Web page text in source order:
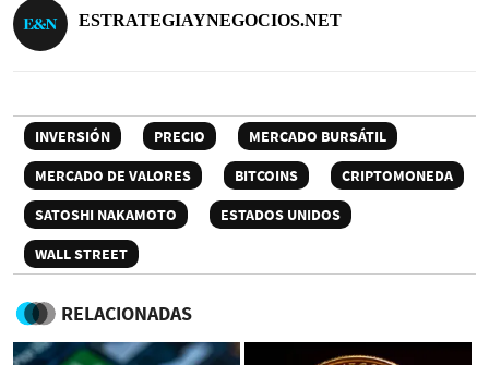
ESTRATEGIAYNEGOCIOS.NET
INVERSIÓN PRECIO
MERCADO BURSÁTIL
MERCADO DE VALORES
BITCOINS
CRIPTOMONEDA
SATOSHI NAKAMOTO
ESTADOS UNIDOS
WALL STREET
RELACIONADAS